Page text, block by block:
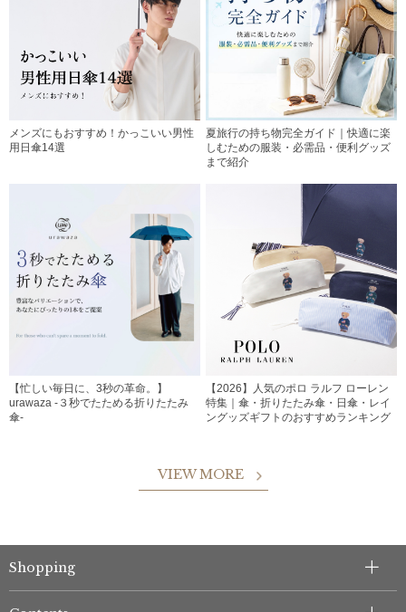
メンズにもおすすめ！かっこいい男性
用日傘14選
夏旅行の持ち物完全ガイド｜快適に楽
しむための服装・必需品・便利グッズ
まで紹介
【忙しい毎日に、3秒の革命。】
urawaza -３秒でたためる折りたたみ
傘-
【2026】人気のポロ ラルフ ローレン
特集｜傘・折りたたみ傘・日傘・レイ
ングッズギフトのおすすめランキング
VIEW MORE
Shopping